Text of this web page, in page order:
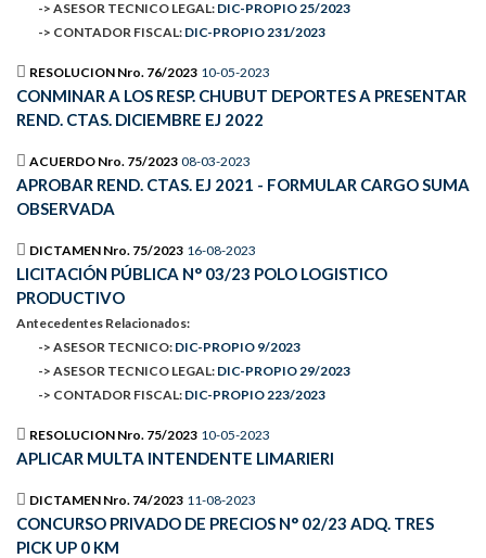
-> ASESOR TECNICO LEGAL: DIC-PROPIO 25/2023
-> CONTADOR FISCAL: DIC-PROPIO 231/2023
RESOLUCION Nro. 76/2023 10-05-2023
CONMINAR A LOS RESP. CHUBUT DEPORTES A PRESENTAR
REND. CTAS. DICIEMBRE EJ 2022
ACUERDO Nro. 75/2023 08-03-2023
APROBAR REND. CTAS. EJ 2021 - FORMULAR CARGO SUMA
OBSERVADA
DICTAMEN Nro. 75/2023 16-08-2023
LICITACIÓN PÚBLICA N° 03/23 POLO LOGISTICO
PRODUCTIVO
Antecedentes Relacionados:
-> ASESOR TECNICO: DIC-PROPIO 9/2023
-> ASESOR TECNICO LEGAL: DIC-PROPIO 29/2023
-> CONTADOR FISCAL: DIC-PROPIO 223/2023
RESOLUCION Nro. 75/2023 10-05-2023
APLICAR MULTA INTENDENTE LIMARIERI
DICTAMEN Nro. 74/2023 11-08-2023
CONCURSO PRIVADO DE PRECIOS N° 02/23 ADQ. TRES
PICK UP 0 KM